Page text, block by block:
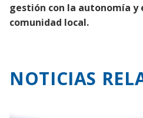
gestión con la autonomía y
comunidad local.
NOTICIAS